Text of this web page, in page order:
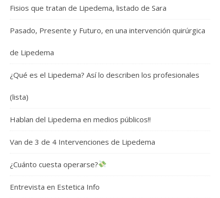
Fisios que tratan de Lipedema, listado de Sara
Pasado, Presente y Futuro, en una intervención quirúrgica
de Lipedema
¿Qué es el Lipedema? Así lo describen los profesionales
(lista)
Hablan del Lipedema en medios públicos!!
Van de 3 de 4 Intervenciones de Lipedema
¿Cuánto cuesta operarse?
Entrevista en Estetica Info